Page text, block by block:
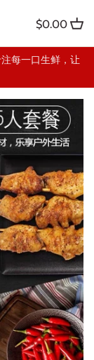
每一口生鲜，让
$0.00